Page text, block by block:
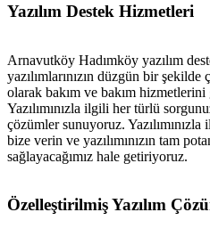
Yazılım Destek Hizmetleri
Arnavutköy Hadımköy yazılım
yazılımlarınızın düzgün bir şekilde
olarak bakım ve bakım
Yazılımınızla ilgili her türlü
çözümler sunuyoruz. Yazılımınızla
bize verin ve yazılımınızın tam
sağlayacağımız hale getiriyoruz.
Özelleştirilmiş Yazılım